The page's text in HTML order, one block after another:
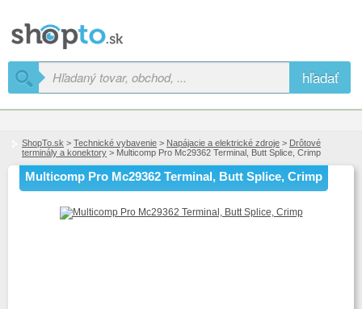
hľadať
ShopTo.sk > Technické vybavenie > Napájacie a elektrické zdroje > Drôtové
terminály a konektory > Multicomp Pro Mc29362 Terminal, Butt Splice, Crimp
Multicomp Pro Mc29362 Terminal, Butt Splice, Crimp